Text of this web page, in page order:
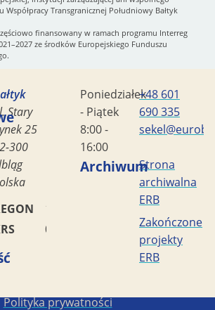
Współpracy Transgranicznej Południowy Bałtyk
finansowany w ramach programu Interreg
ze środków Europejskiego Funduszu
Stary
25
300
170419477
0000042453
Poniedziałek
- Piątek
8:00 -
16:00
+48 601
690 335
ArchiwumStrona
archiwalna
ERB
Zakończone
projekty
ERB
Polityka prywatności